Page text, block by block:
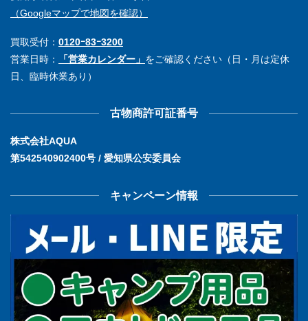
（Googleマップで地図を確認）
買取受付： 0120ｰ83ｰ3200
営業日時：
「営業カレンダー」 をご確認ください（日・月は定休
日、臨時休業あり）
古物商許可証番号
株式会社AQUA
第542540902400号 / 愛知県公安委員会
キャンペーン情報